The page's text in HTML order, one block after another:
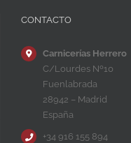
CONTACTO
Carnicerías Herrero
C/Lourdes Nº10
Fuenlabrada
28942 – Madrid
España
+34 916 155 894